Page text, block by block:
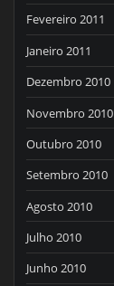
Fevereiro 2011
Janeiro 2011
Dezembro 2010
Novembro 2010
Outubro 2010
Setembro 2010
Agosto 2010
Julho 2010
Junho 2010